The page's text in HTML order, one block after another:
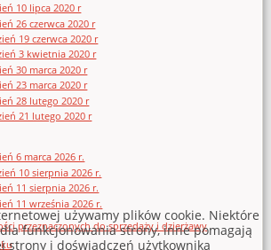
10 lipca 2020 r
26 czerwca 2020 r
19 czerwca 2020 r
3 kwietnia 2020 r
30 marca 2020 r
23 marca 2020 r
28 lutego 2020 r
21 lutego 2020 r
6 marca 2026 r.
10 sierpnia 2026 r.
11 sierpnia 2026 r.
11 września 2026 r.
przeznaczonych do sprzedaży i dzierżawy
używamy plików cookie. Niektóre
funkcjonowania strony, inne pomagają
strony i doświadczeń użytkownika